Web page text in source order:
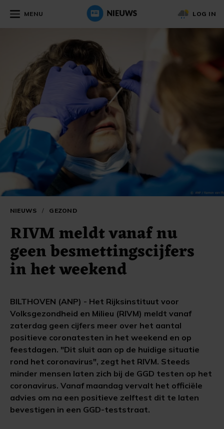
MENU LOG IN
NIEUWS / GEZOND
RIVM meldt vanaf nu
geen besmettingscijfers
in het weekend
BILTHOVEN (ANP) - Het Rijksinstituut voor
Volksgezondheid en Milieu (RIVM) meldt vanaf
zaterdag geen cijfers meer over het aantal
positieve coronatesten in het weekend en op
feestdagen. "Dit sluit aan op de huidige situatie
rond het coronavirus", zegt het RIVM. Steeds
minder mensen laten zich bij de GGD testen op het
coronavirus. Vanaf maandag vervalt het officiële
advies om na een positieve zelftest dit te laten
bevestigen in een GGD-teststraat.